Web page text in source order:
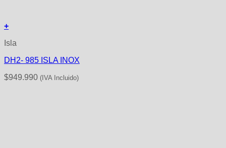
+
Isla
DH2- 985 ISLA INOX
$949.990 (IVA Incluido)